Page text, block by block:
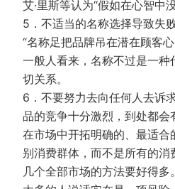
艾·里斯等认为“假如在心智中
5．不适当的名称选择导致失
“名称足把品牌吊在潜在顾客
一般人看来，名称不过是一
切关系。
6．不要努力去向任何人去诉
品的竞争十分激烈，到处都
在市场中开拓明确的、最适
别消费群体，而不是所有的
几个全部市场的方法要好得